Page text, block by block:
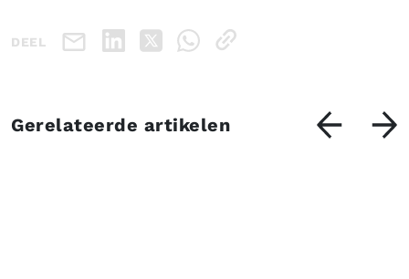
DEEL
Gerelateerde artikelen